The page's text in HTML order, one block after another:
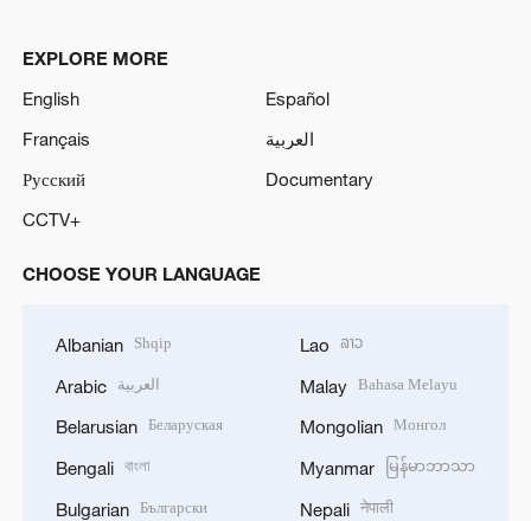
EXPLORE MORE
English
Español
Français
العربية
Русский
Documentary
CCTV+
CHOOSE YOUR LANGUAGE
Albanian Shqip
Arabic العربية
Belarusian Беларуская
Bengali বাংলা
Bulgarian Български
Lao ລາວ
Malay Bahasa Melayu
Mongolian Монгол
Myanmar မြန်မာဘာသာ
Nepali नेपाली